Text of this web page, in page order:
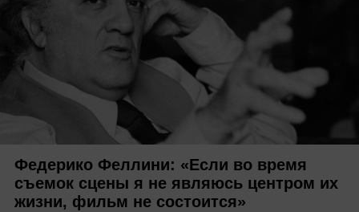
Федерико Феллини: «Если во время
съемок сцены я не являюсь центром их
жизни, фильм не состоится»